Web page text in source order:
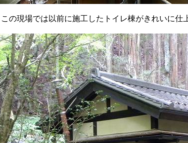
の現場では以前に施工した トイレ棟がきれいに仕